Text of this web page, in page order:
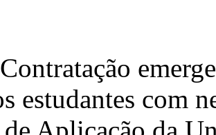
estudantes com